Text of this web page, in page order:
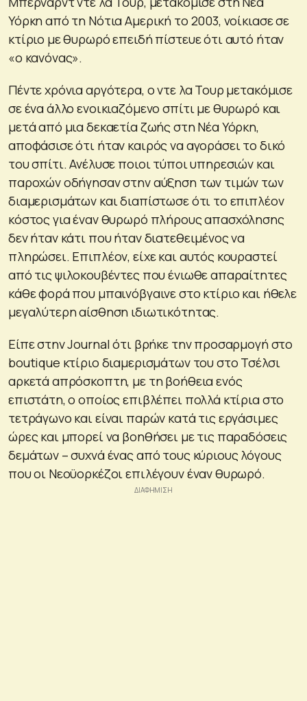
Υόρκη από τη Νότια Αμερική το 2003, νοίκιασε σε
κτίριο με θυρωρό επειδή πίστευε ότι αυτό ήταν
«ο κανόνας».
Πέντε χρόνια αργότερα, ο ντε λα Τουρ μετακόμισε
σε ένα άλλο ενοικιαζόμενο σπίτι με θυρωρό και
μετά από μια δεκαετία ζωής στη Νέα Υόρκη,
αποφάσισε ότι ήταν καιρός να αγοράσει το δικό
του σπίτι. Ανέλυσε ποιοι τύποι υπηρεσιών και
παροχών οδήγησαν στην αύξηση των τιμών των
διαμερισμάτων και διαπίστωσε ότι το επιπλέον
κόστος για έναν θυρωρό πλήρους απασχόλησης
δεν ήταν κάτι που ήταν διατεθειμένος να
πληρώσει. Επιπλέον, είχε και αυτός κουραστεί
από τις ψιλοκουβέντες που ένιωθε απαραίτητες
κάθε φορά που μπαινόβγαινε στο κτίριο και ήθελε
μεγαλύτερη αίσθηση ιδιωτικότητας.
Είπε στην Journal ότι βρήκε την προσαρμογή στο
boutique κτίριο διαμερισμάτων του στο Τσέλσι
αρκετά απρόσκοπτη, με τη βοήθεια ενός
επιστάτη, ο οποίος επιβλέπει πολλά κτίρια στο
τετράγωνο και είναι παρών κατά τις εργάσιμες
ώρες και μπορεί να βοηθήσει με τις παραδόσεις
δεμάτων – συχνά ένας από τους κύριους λόγους
που οι Νεοϋορκέζοι επιλέγουν έναν θυρωρό.